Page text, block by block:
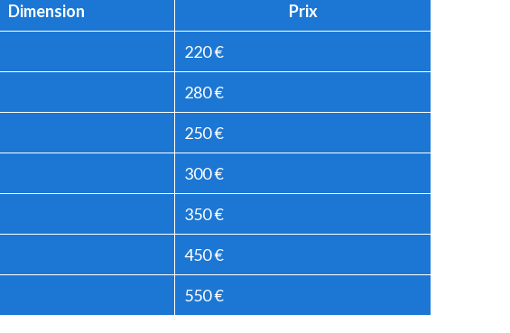
Dimension Prix
220 €
280 €
250 €
300 €
350 €
450 €
550 €